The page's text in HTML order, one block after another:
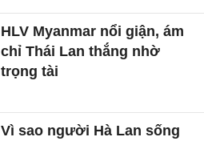
HLV Myanmar nổi giận, ám
chỉ Thái Lan thắng nhờ
trọng tài
Vì sao người Hà Lan sống